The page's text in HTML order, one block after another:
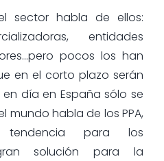
sector habla de ellos:
entidades
pocos los han
en el corto plazo serán
día en España sólo se
mundo habla de los PPA,
para los
solución para la